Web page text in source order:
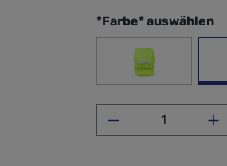
*Farbe* auswählen
Gelb
Produkt